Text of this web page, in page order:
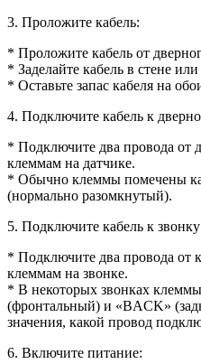
3. Проложите кабель:
* Проложите кабель от
* Заделайте кабель в стене
* Оставьте запас кабеля на
4. Подключите кабель к
* Подключите два провода от
клеммам на датчике.
* Обычно клеммы помечены
(нормально разомкнутый).
5. Подключите кабель к
* Подключите два провода от
клеммам на звонке.
* В некоторых звонках
(фронтальный) и «BACK»
значения, какой провод
6. Включите питание: